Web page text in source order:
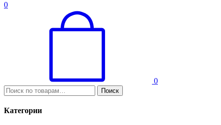
0
0
И
с
к
а
Поиск
Категории